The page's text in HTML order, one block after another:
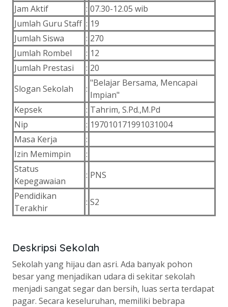
Jam Aktif
: 07.30-12.05 wib
Jumlah Guru Staff : 19
Jumlah Siswa
: 270
Jumlah Rombel
: 12
Jumlah Prestasi
: 20
Slogan Sekolah
:
"Belajar Bersama, Mencapai
Impian"
Kepsek
: Tahrim, S.Pd.,M.Pd
Nip
: 197010171991031004
Masa Kerja
:
Izin Memimpin
:
Status
Kepegawaian
: PNS
Pendidikan
Terakhir
: S2
Deskripsi Sekolah
Sekolah yang hijau dan asri. Ada banyak pohon
besar yang menjadikan udara di sekitar sekolah
menjadi sangat segar dan bersih, luas serta terdapat
pagar. Secara keseluruhan, memiliki bebrapa